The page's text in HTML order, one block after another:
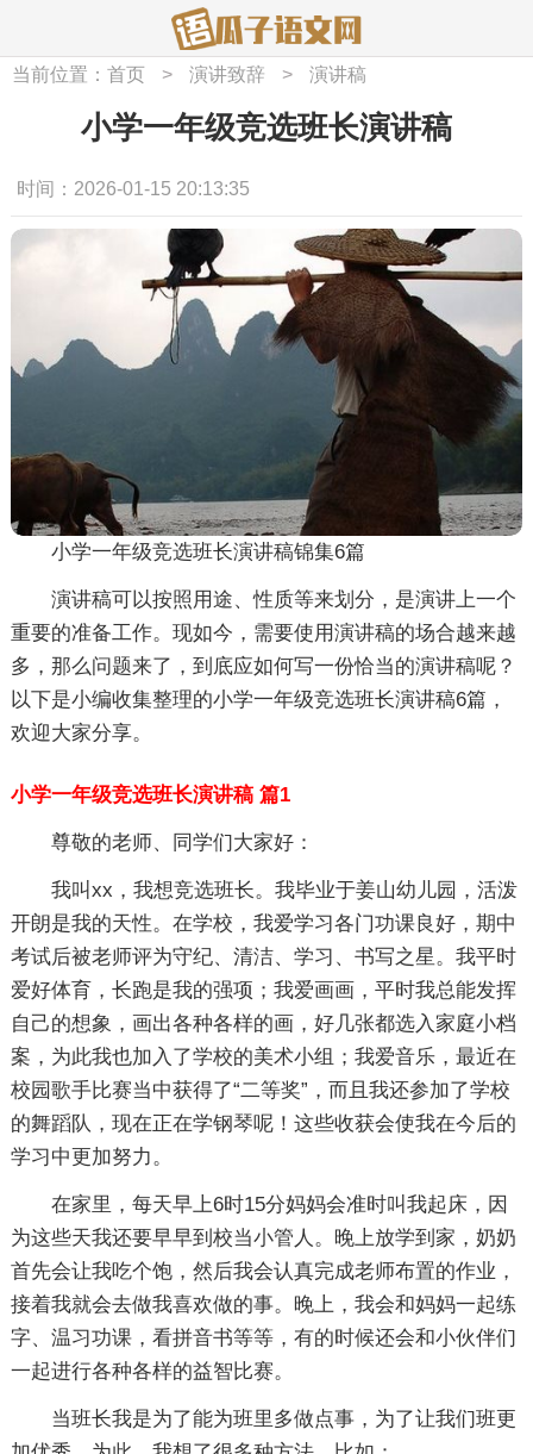
当前位置： 首页 > 演讲致辞 > 演讲稿
小学一年级竞选班长演讲稿
时间：2026-01-15 20:13:35
小学一年级竞选班长演讲稿锦集6篇
演讲稿可以按照用途、性质等来划分，是演讲上一个
重要的准备工作。现如今，需要使用演讲稿的场合越来越
多，那么问题来了，到底应如何写一份恰当的演讲稿呢？
以下是小编收集整理的小学一年级竞选班长演讲稿6篇，
欢迎大家分享。
小学一年级竞选班长演讲稿 篇1
尊敬的老师、同学们大家好：
我叫xx，我想竞选班长。我毕业于姜山幼儿园，活泼
开朗是我的天性。在学校，我爱学习各门功课良好，期中
考试后被老师评为守纪、清洁、学习、书写之星。我平时
爱好体育，长跑是我的强项；我爱画画，平时我总能发挥
自己的想象，画出各种各样的画，好几张都选入家庭小档
案，为此我也加入了学校的美术小组；我爱音乐，最近在
校园歌手比赛当中获得了“二等奖”，而且我还参加了学校
的舞蹈队，现在正在学钢琴呢！这些收获会使我在今后的
学习中更加努力。
在家里，每天早上6时15分妈妈会准时叫我起床，因
为这些天我还要早早到校当小管人。晚上放学到家，奶奶
首先会让我吃个饱，然后我会认真完成老师布置的作业，
接着我就会去做我喜欢做的事。晚上，我会和妈妈一起练
字、温习功课，看拼音书等等，有的时候还会和小伙伴们
一起进行各种各样的益智比赛。
当班长我是为了能为班里多做点事，为了让我们班更